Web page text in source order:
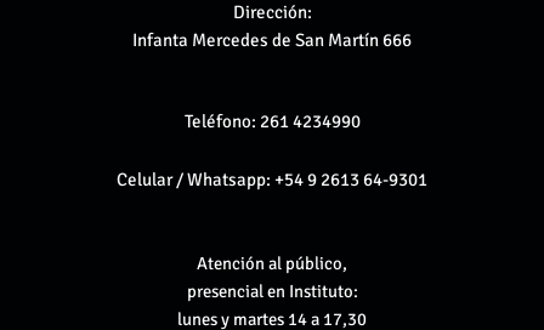
Dirección:
Infanta Mercedes de San Martín 666
Teléfono: 261 4234990
Celular / Whatsapp: +54 9 2613 64-9301
Atención al público,
presencial en Instituto:
lunes y martes 14 a 17,30